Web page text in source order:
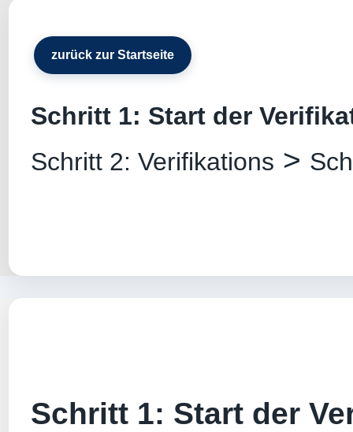
zurück zur Startseite
Schritt 1: Start der
Schritt 2: Verifikations >
Schritt 1: Start der